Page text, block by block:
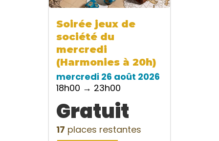
Soirée jeux de
société du
mercredi
(Harmonies à 20h)
mercredi 26 août 2026
18h00 → 23h00
Gratuit
17 places restantes